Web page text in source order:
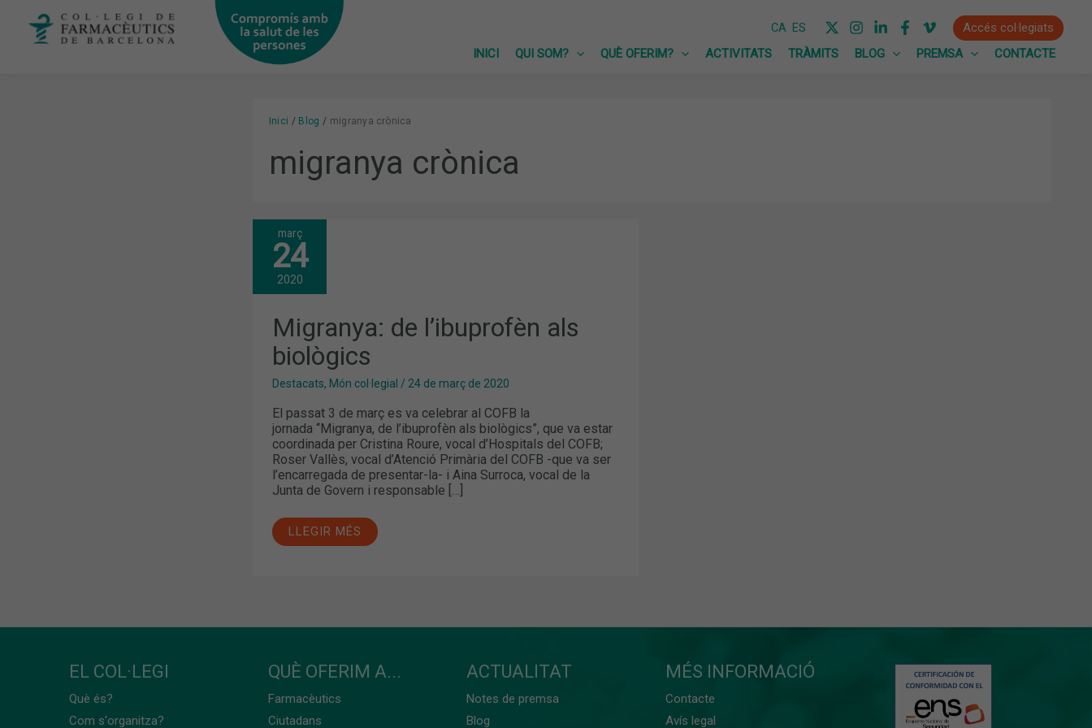
CA ES
Accés col·legiats
INICI
QUI SOM? QUÈ OFERIM? ACTIVITATS TRÀMITS BLOG PREMSA CONTACTE
Inici Blog migranya crònica
migranya crònica
març
24
2020
Migranya: de l’ibuprofèn als
biològics
Destacats, Món col·legial / 24 de març de 2020
El passat 3 de març es va celebrar al COFB la
jornada “Migranya, de l’ibuprofèn als biològics”, que va estar
coordinada per Cristina Roure, vocal d’Hospitals del COFB;
Roser Vallès, vocal d’Atenció Primària del COFB -que va ser
l’encarregada de presentar-la- i Aina Surroca, vocal de la
Junta de Govern i responsable […]
MIGRANYA:
DE
L’IBUPROFÈN
ALS
BIOLÒGICS
LLEGIR MÉS
EL COL·LEGI
Què és?
Com s'organitza?
QUÈ OFERIM A...
Farmacèutics
Ciutadans
ACTUALITAT
Notes de premsa
Blog
MÉS INFORMACIÓ
Contacte
Avís legal